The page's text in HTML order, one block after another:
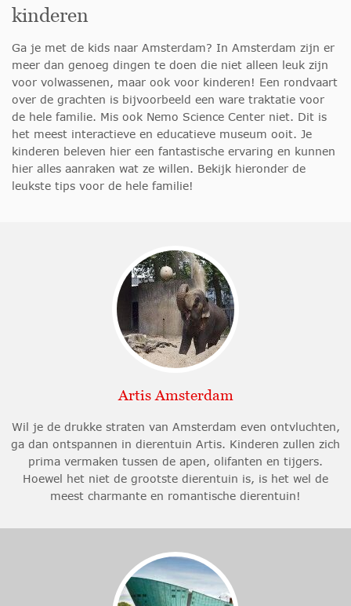
kinderen
Ga je met de kids naar Amsterdam? In Amsterdam zijn er
meer dan genoeg dingen te doen die niet alleen leuk zijn
voor volwassenen, maar ook voor kinderen! Een rondvaart
over de grachten is bijvoorbeeld een ware traktatie voor
de hele familie. Mis ook Nemo Science Center niet. Dit is
het meest interactieve en educatieve museum ooit. Je
kinderen beleven hier een fantastische ervaring en kunnen
hier alles aanraken wat ze willen. Bekijk hieronder de
leukste tips voor de hele familie!
Artis Amsterdam
Wil je de drukke straten van Amsterdam even ontvluchten,
ga dan ontspannen in dierentuin Artis. Kinderen zullen zich
prima vermaken tussen de apen, olifanten en tijgers.
Hoewel het niet de grootste dierentuin is, is het wel de
meest charmante en romantische dierentuin!